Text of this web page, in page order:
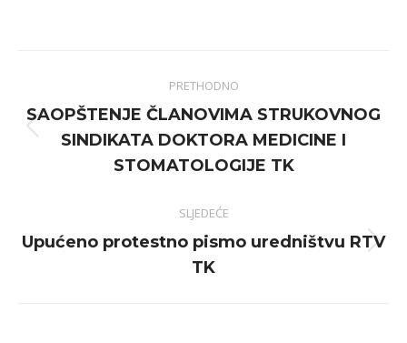
PRETHODNO
Previous
post:
SAOPŠTENJE ČLANOVIMA STRUKOVNOG
SINDIKATA DOKTORA MEDICINE I
STOMATOLOGIJE TK
SLJEDEĆE
Next
post:
Upućeno protestno pismo uredništvu RTV
TK